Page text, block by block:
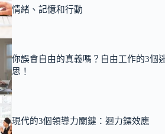
情緒、記憶和行動
你誤會自由的真義嗎？自由工作的3個
思！
現代的3個領導力關鍵：迴力鏢效應